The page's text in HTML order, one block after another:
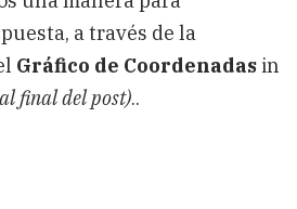
a través de la
Gráfico de Coordenadas in
final del post)..